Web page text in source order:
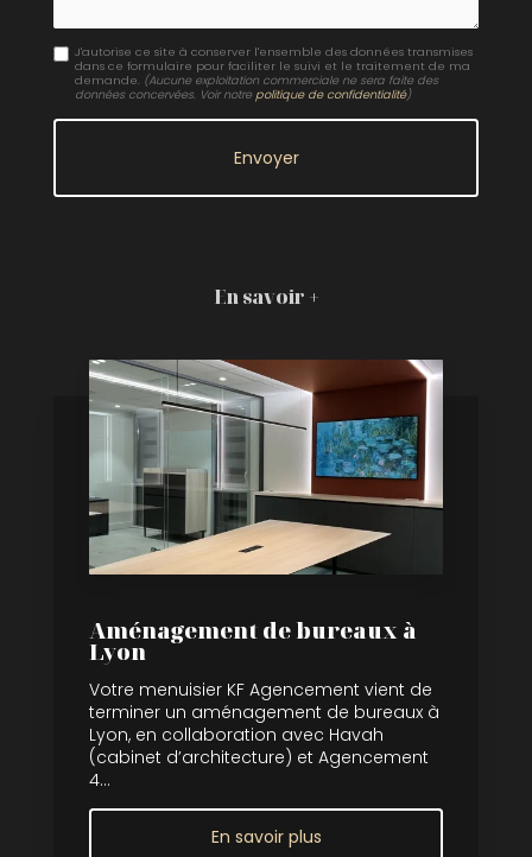
J'autorise ce site à conserver l'ensemble des données transmises
dans ce formulaire pour faciliter le suivi et le traitement de ma
demande. (Aucune exploitation commerciale ne sera faite des
données concervées. Voir notre politique de confidentialité)
En savoir +
Aménagement de bureaux à
Lyon
Votre menuisier KF Agencement vient de
terminer un aménagement de bureaux à
Lyon, en collaboration avec Havah
(cabinet d’architecture) et Agencement
4...
En savoir plus